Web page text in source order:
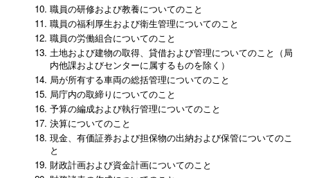
職員の研修および教養についてのこと
職員の福利厚生および衛生管理についてのこと
職員の労働組合についてのこと
土地および建物の取得、貸借および管理についてのこと（局
内他課およびセンターに属するものを除く）
局が所有する車両の総括管理についてのこと
局庁内の取締りについてのこと
予算の編成および執行管理についてのこと
決算についてのこと
現金、有価証券および担保物の出納および保管についてのこ
と
財政計画および資金計画についてのこと